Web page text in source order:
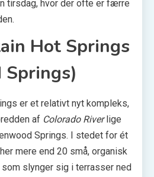
tirsdag, hvor der ofte er færre
Hot Springs
Springs)
er et relativt nyt kompleks,
af Colorado Riverlige
Springs. I stedet for ét
mere end 20 små, organisk
som slynger sig i terrasser ned